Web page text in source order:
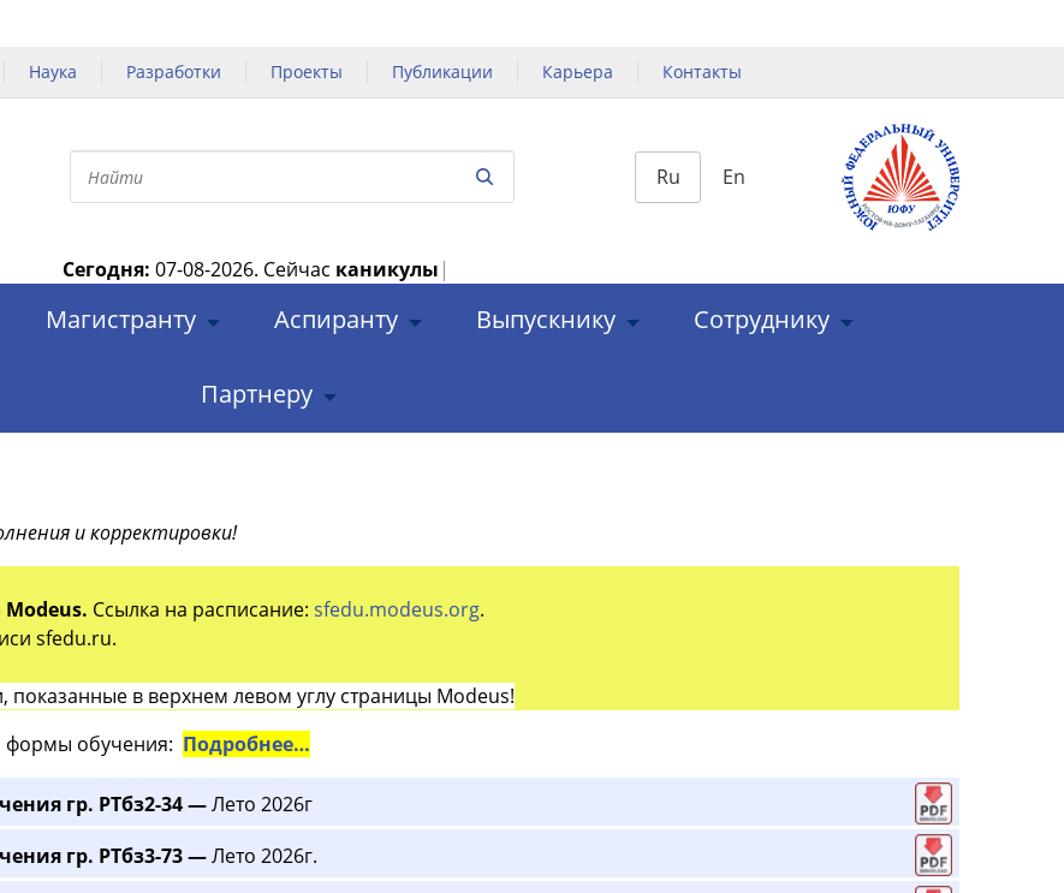
Наука Разработки Проекты Публикации Карьера Контакты
Ru En
Сегодня: 07-08-2026. Сейчас каникулы |
Магистранту Аспиранту Выпускнику Сотруднику
Партнеру
и корректировки!
Modeus. Ссылка на расписание: sfedu.modeus.org.
sfedu.ru.
показанные в верхнем левом углу страницы Modeus!
обучения: Подробнее…
гр. РТбз2-34 —Лето 2026г
гр. РТбз3-73 —Лето 2026г.